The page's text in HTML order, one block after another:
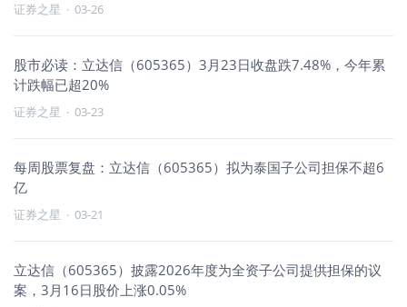
证券之星 · 03-26
股市必读：立达信（605365）3月23日收盘跌7.48%，今年累
计跌幅已超20%
证券之星 · 03-23
每周股票复盘：立达信（605365）拟为泰国子公司担保不超6
亿
证券之星 · 03-21
立达信（605365）披露2026年度为全资子公司提供担保的议
案，3月16日股价上涨0.05%